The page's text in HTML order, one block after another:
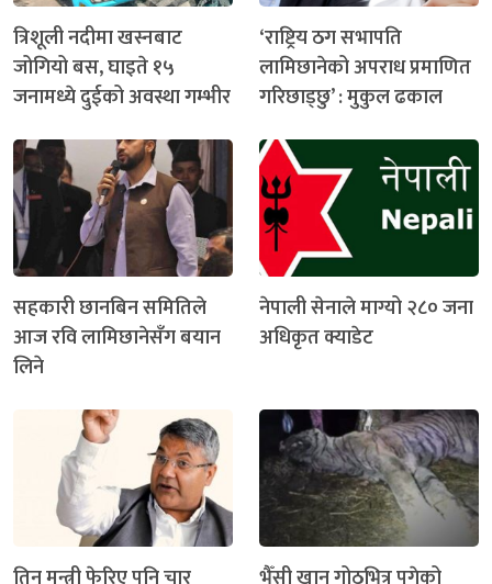
त्रिशूली नदीमा खस्नबाट
जोगियो बस, घाइते १५
जनामध्ये दुईको अवस्था गम्भीर
‘राष्ट्रिय ठग सभापति
लामिछानेको अपराध प्रमाणित
गरिछाड्छु’ : मुकुल ढकाल
सहकारी छानबिन समितिले
आज रवि लामिछानेसँग बयान
लिने
नेपाली सेनाले माग्यो २८० जना
अधिकृत क्याडेट